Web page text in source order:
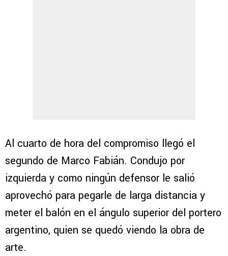
Al cuarto de hora del compromiso llegó el
segundo de Marco Fabián. Condujo por
izquierda y como ningún defensor le salió
aprovechó para pegarle de larga distancia y
meter el balón en el ángulo superior del portero
argentino, quien se quedó viendo la obra de
arte.